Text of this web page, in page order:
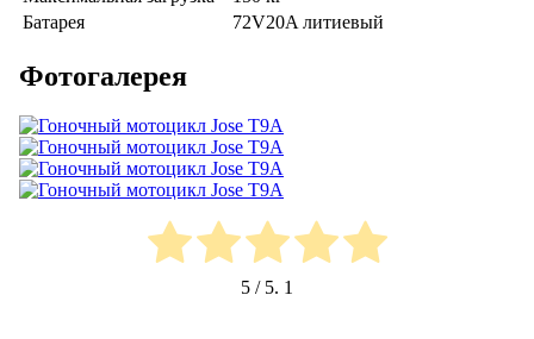
Батарея
72V20A литиевый
Фотогалерея
5 / 5. 1